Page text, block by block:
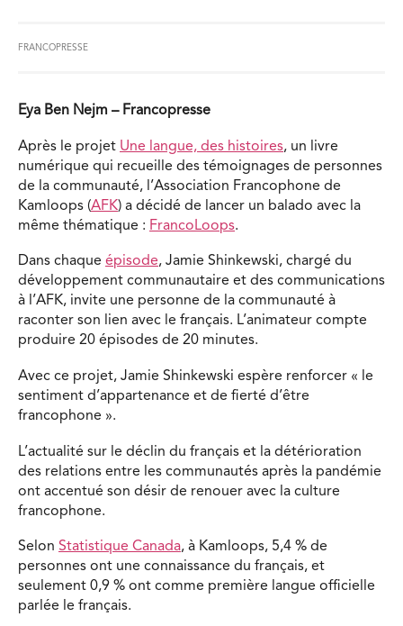
FRANCOPRESSE
Eya Ben Nejm – Francopresse
Après le projet Une langue, des histoires, un livre
numérique qui recueille des témoignages de personnes
de la communauté, l’Association Francophone de
Kamloops (AFK) a décidé de lancer un balado avec la
même thématique : FrancoLoops.
Dans chaque épisode, Jamie Shinkewski, chargé du
développement communautaire et des communications
à l’AFK, invite une personne de la communauté à
raconter son lien avec le français. L’animateur compte
produire 20 épisodes de 20 minutes.
Avec ce projet, Jamie Shinkewski espère renforcer « le
sentiment d’appartenance et de fierté d’être
francophone ».
L’actualité sur le déclin du français et la détérioration
des relations entre les communautés après la pandémie
ont accentué son désir de renouer avec la culture
francophone.
Selon Statistique Canada, à Kamloops, 5,4 % de
personnes ont une connaissance du français, et
seulement 0,9 % ont comme première langue officielle
parlée le français.